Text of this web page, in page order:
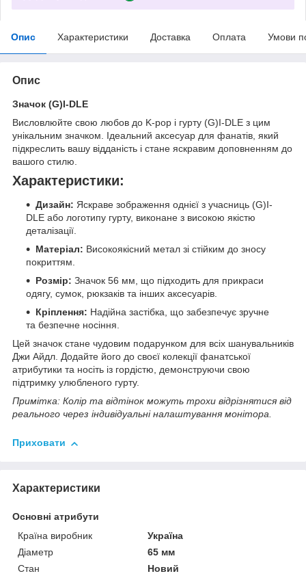
Опис Характеристики Доставка Оплата Умови
Опис
Значок (G)I-DLE
Висловлюйте свою любов до K-pop і гурту (G)I-DLE з цим
унікальним значком. Ідеальний аксесуар для фанатів, який
підкреслить вашу відданість і стане яскравим доповненням до
вашого стилю.
Характеристики:
Дизайн: Яскраве зображення однієї з учасниць (G)I-
DLE або логотипу гурту, виконане з високою якістю
деталізації.
Матеріал: Високоякісний метал зі стійким до зносу
покриттям.
Розмір: Значок 56 мм, що підходить для прикраси
одягу, сумок, рюкзаків та інших аксесуарів.
Кріплення: Надійна застібка, що забезпечує зручне
та безпечне носіння.
Цей значок стане чудовим подарунком для всіх шанувальників
Джи Айдл. Додайте його до своєї колекції фанатської
атрибутики та носіть із гордістю, демонструючи свою
підтримку улюбленого гурту.
Примітка: Колір та відтінок можуть трохи відрізнятися від
реального через індивідуальні налаштування монітора.
Приховати
Характеристики
Основні атрибути
Країна виробник
Україна
Діаметр
65 мм
Стан
Новий